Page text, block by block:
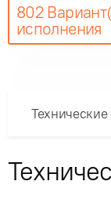
802
исполнения
Технические